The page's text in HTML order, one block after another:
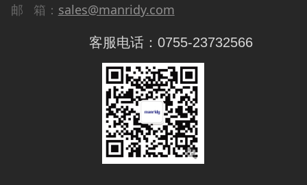
邮 箱： sales@manridy.com
客服电话：0755-23732566